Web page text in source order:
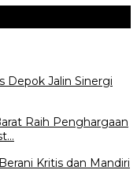
Depok Jalin Sinergi
Raih Penghargaan
Kritis dan Mandiri